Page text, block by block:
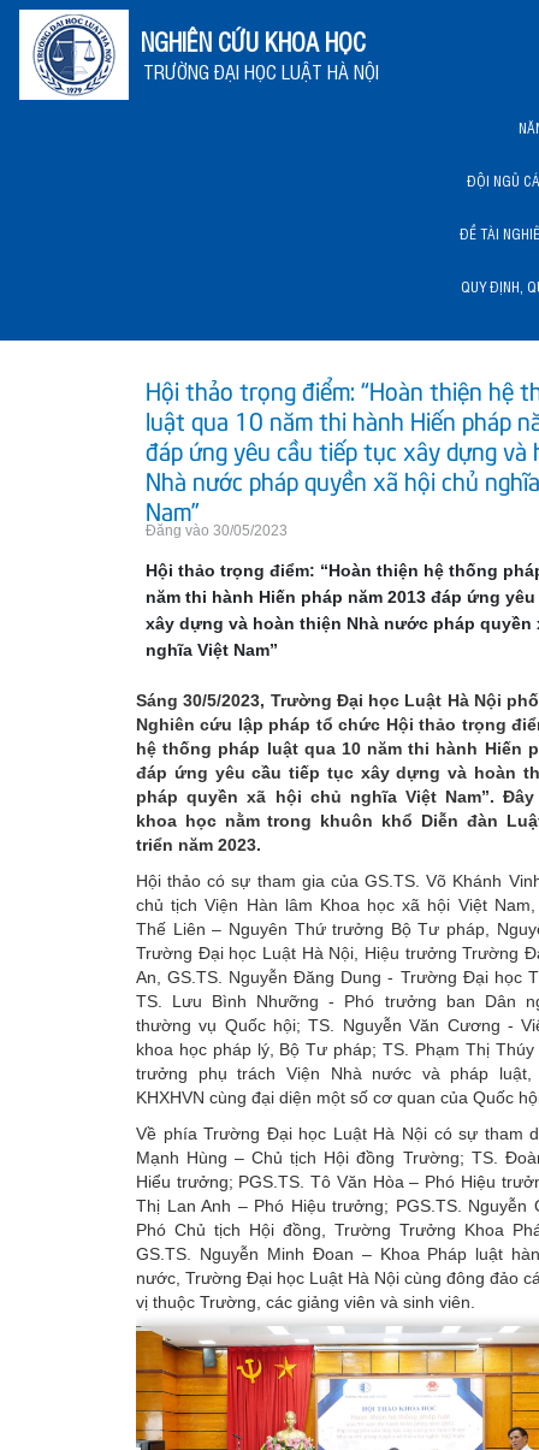
NGHIÊN CỨU KHOA HỌC
TRƯỜNG ĐẠI HỌC LUẬT HÀ NỘI
ĐỘI NGŨ
ĐỀ TÀI
QUY ĐỊNH,
Hội thảo trọng điểm: “Hoàn thiện hệ
luật qua 10 năm thi hành Hiến pháp
đáp ứng yêu cầu tiếp tục xây dựng và
Nhà nước pháp quyền xã hội chủ
Nam”
Đăng vào 30/05/2023
Hội thảo trọng điểm: “Hoàn thiện hệ thống
năm thi hành Hiến pháp năm 2013 đáp ứng
xây dựng và hoàn thiện Nhà nước pháp quyền
nghĩa Việt Nam”
Sáng 30/5/2023, Trường Đại học Luật Hà Nội
Nghiên cứu lập pháp tổ chức Hội thảo trọng
hệ thống pháp luật qua 10 năm thi hành Hiến
đáp ứng yêu cầu tiếp tục xây dựng và hoàn
pháp quyền xã hội chủ nghĩa Việt Nam”.
khoa học nằm trong khuôn khổ Diễn đàn
triển năm 2023.
Hội thảo có sự tham gia của GS.TS. Võ Khánh
chủ tịch Viện Hàn lâm Khoa học xã hội Việt Nam,
Thế Liên – Nguyên Thứ trưởng Bộ Tư pháp,
Trường Đại học Luật Hà Nội, Hiệu trưởng Trường
An, GS.TS. Nguyễn Đăng Dung - Trường Đại học
TS. Lưu Bình Nhưỡng - Phó trưởng ban Dân
thường vụ Quốc hội; TS. Nguyễn Văn Cương -
khoa học pháp lý, Bộ Tư pháp; TS. Phạm Thị
trưởng phụ trách Viện Nhà nước và pháp luật,
KHXHVN cùng đại diện một số cơ quan của Quốc
Về phía Trường Đại học Luật Hà Nội có sự tham
Mạnh Hùng – Chủ tịch Hội đồng Trường; TS.
Hiểu trưởng; PGS.TS. Tô Văn Hòa – Phó Hiệu
Thị Lan Anh – Phó Hiệu trưởng; PGS.TS. Nguyễn
Phó Chủ tịch Hội đồng, Trường Trưởng Khoa
GS.TS. Nguyễn Minh Đoan – Khoa Pháp luật
nước, Trường Đại học Luật Hà Nội cùng đông đảo
vị thuộc Trường, các giảng viên và sinh viên.